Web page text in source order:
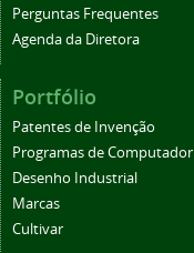
Perguntas Frequentes
Agenda da Diretora
Portfólio
Patentes de Invenção
Programas de Computador
Desenho Industrial
Marcas
Cultivar